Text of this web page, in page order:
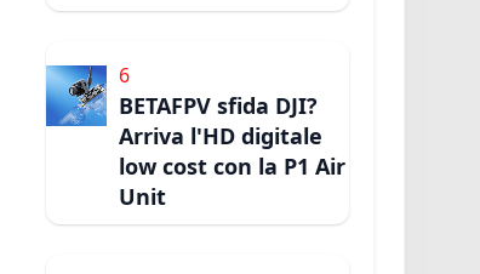
6
BETAFPV sfida DJI?
Arriva l'HD digitale
low cost con la P1 Air
Unit